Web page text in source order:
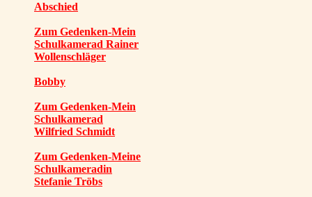
Abschied
Zum Gedenken-Mein
Schulkamerad Rainer
Wollenschläger
Bobby
Zum Gedenken-Mein
Schulkamerad
Wilfried Schmidt
Zum Gedenken-Meine
Schulkameradin
Stefanie Tröbs